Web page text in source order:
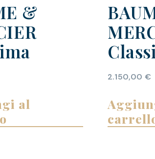
&
al
2.150,00 €